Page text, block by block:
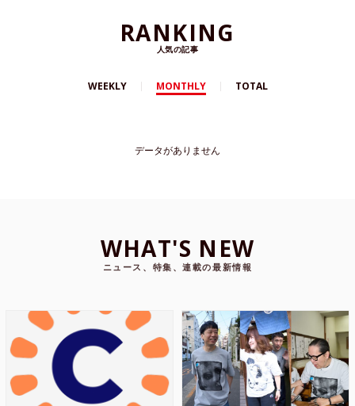
RANKING
人気の記事
WEEKLY MONTHLY TOTAL
データがありません
WHAT'S NEW
ニュース、特集、連載の最新情報